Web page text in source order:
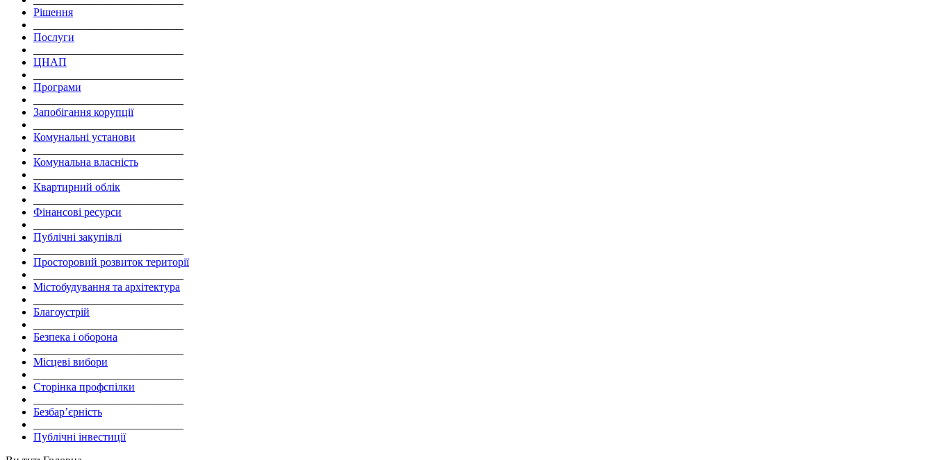
Рішення
Послуги
ЦНАП
Програми
Запобігання корупції
Комунальні установи
Комунальна власність
Квартирний облік
Фінансові ресурси
Публічні закупівлі
Просторовий розвиток території
Містобудування та архітектура
Благоустрій
Безпека і оборона
Місцеві вибори
Сторінка профспілки
Безбар’єрність
Публічні інвестиції